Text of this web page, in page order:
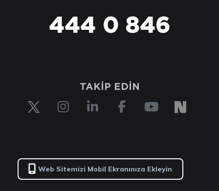
444 0 846
444 0 TİM
TAKİP EDİN
Web Sitemizi Mobil Ekranınıza Ekleyin